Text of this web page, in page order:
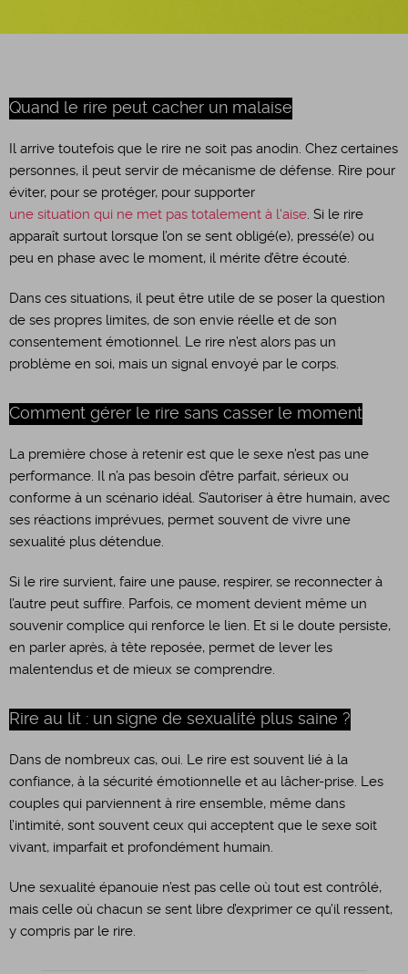
Quand le rire peut cacher un malaise
Il arrive toutefois que le rire ne soit pas anodin. Chez certaines
personnes, il peut servir de mécanisme de défense. Rire pour
éviter, pour se protéger, pour supporter
une situation qui ne met pas totalement à l'aise . Si le rire
apparaît surtout lorsque l’on se sent obligé(e), pressé(e) ou
peu en phase avec le moment, il mérite d’être écouté.
Dans ces situations, il peut être utile de se poser la question
de ses propres limites, de son envie réelle et de son
consentement émotionnel. Le rire n’est alors pas un
problème en soi, mais un signal envoyé par le corps.
Comment gérer le rire sans casser le moment
La première chose à retenir est que le sexe n’est pas une
performance. Il n’a pas besoin d’être parfait, sérieux ou
conforme à un scénario idéal. S’autoriser à être humain, avec
ses réactions imprévues, permet souvent de vivre une
sexualité plus détendue.
Si le rire survient, faire une pause, respirer, se reconnecter à
l’autre peut suffire. Parfois, ce moment devient même un
souvenir complice qui renforce le lien. Et si le doute persiste,
en parler après, à tête reposée, permet de lever les
malentendus et de mieux se comprendre.
Rire au lit : un signe de sexualité plus saine ?
Dans de nombreux cas, oui. Le rire est souvent lié à la
confiance, à la sécurité émotionnelle et au lâcher-prise. Les
couples qui parviennent à rire ensemble, même dans
l’intimité, sont souvent ceux qui acceptent que le sexe soit
vivant, imparfait et profondément humain.
Une sexualité épanouie n’est pas celle où tout est contrôlé,
mais celle où chacun se sent libre d’exprimer ce qu’il ressent,
y compris par le rire.